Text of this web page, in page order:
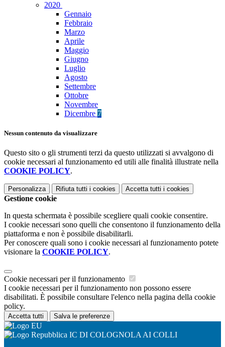
2020
Gennaio
Febbraio
Marzo
Aprile
Maggio
Giugno
Luglio
Agosto
Settembre
Ottobre
Novembre
Dicembre 7
Nessun contenuto da visualizzare
Questo sito o gli strumenti terzi da questo utilizzati si avvalgono di
cookie necessari al funzionamento ed utili alle finalità illustrate nella
COOKIE POLICY.
Personalizza Rifiuta tutti i cookies Accetta tutti i cookies
Gestione cookie
In questa schermata è possibile scegliere quali cookie consentire.
I cookie necessari sono quelli che consentono il funzionamento della
piattaforma e non è possibile disabilitarli.
Per conoscere quali sono i cookie necessari al funzionamento potete
visionare la COOKIE POLICY.
Cookie necessari per il funzionamento
I cookie necessari per il funzionamento non possono essere
disabilitati. È possibile consultare l'elenco nella pagina della cookie
policy.
Accetta tutti Salva le preferenze
IC DI COLOGNOLA AI COLLI